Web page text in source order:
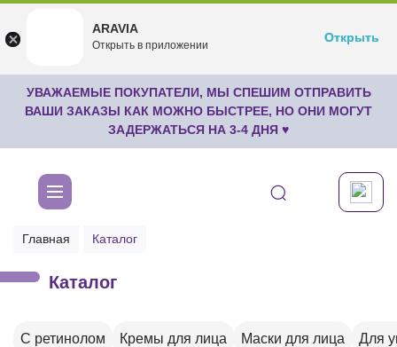
undefined
Бесплатноru.aravia.new
Открыть
УВАЖАЕМЫЕ ПОКУПАТЕЛИ, МЫ СПЕШИМ ОТПРАВИТЬ
ВАШИ ЗАКАЗЫ КАК МОЖНО БЫСТРЕЕ, НО ОНИ МОГУТ
ЗАДЕРЖАТЬСЯ НА 3-4 ДНЯ ♥
Главная Каталог
Каталог
С ретинолом Кремы для лица Маски для лица Для
ARAVIA
Открыть в приложении
Открыть